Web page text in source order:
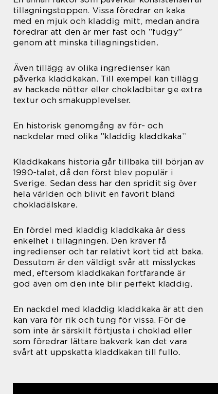
tillagningstoppen. Vissa föredrar en kaka
med en mjuk och kladdig mitt, medan andra
föredrar att den är mer fast och ”fudgy”
genom att minska tillagningstiden.
Även tillägg av olika ingredienser kan
påverka kladdkakan. Till exempel kan tillägg
av hackade nötter eller chokladbitar ge extra
textur och smakupplevelser.
En historisk genomgång av för- och
nackdelar med olika ”kladdig kladdkaka”
Kladdkakans historia går tillbaka till början av
1990-talet, då den först blev populär i
Sverige. Sedan dess har den spridit sig över
hela världen och blivit en favorit bland
chokladälskare.
En fördel med kladdig kladdkaka är dess
enkelhet i tillagningen. Den kräver få
ingredienser och tar relativt kort tid att baka.
Dessutom är den väldigt svår att misslyckas
med, eftersom kladdkakan fortfarande är
god även om den inte blir perfekt kladdig.
En nackdel med kladdig kladdkaka är att den
kan vara för rik och tung för vissa. För de
som inte är särskilt förtjusta i choklad eller
som föredrar lättare bakverk kan det vara
svårt att uppskatta kladdkakan till fullo.